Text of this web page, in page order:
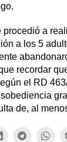
procedió a
a los 5
recordar
el RD
de, al